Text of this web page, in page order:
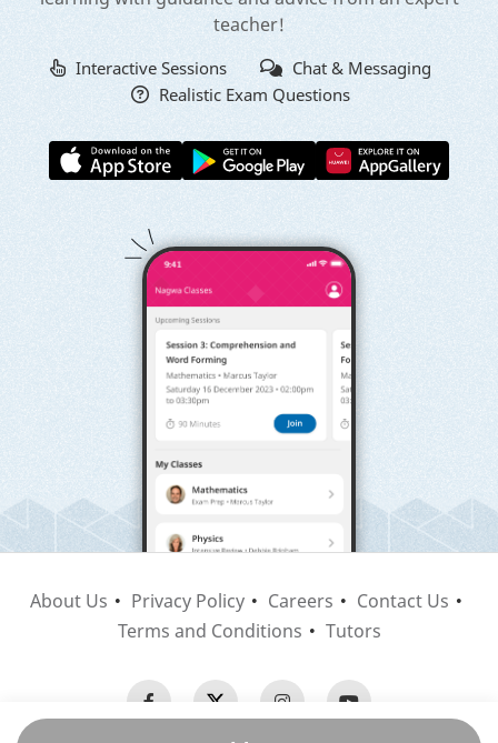
teacher!
Interactive Sessions
Chat & Messaging
Realistic Exam Questions
About Us Privacy Policy Careers
Contact Us
Terms and Conditions
Tutors